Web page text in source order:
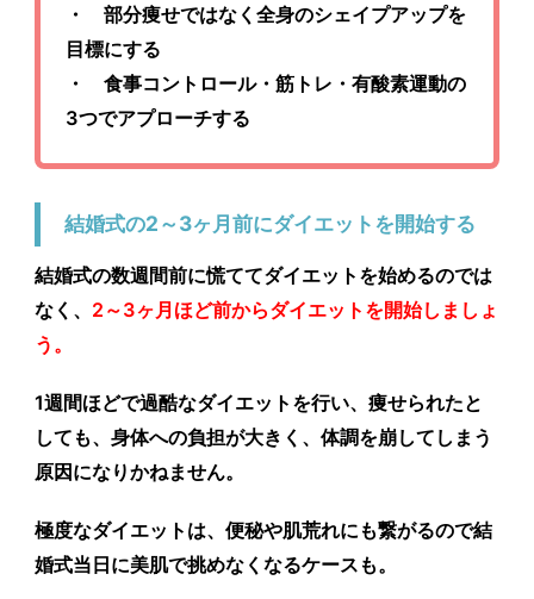
・ 部分痩せではなく全身のシェイプアップを
目標にする
・ 食事コントロール・筋トレ・有酸素運動の
3つでアプローチする
結婚式の2～3ヶ月前にダイエットを開始する
結婚式の数週間前に慌ててダイエットを始めるのでは
なく、 2～3ヶ月ほど前からダイエットを開始しましょ
う。
1週間ほどで過酷なダイエットを行い、痩せられたと
しても、身体への負担が大きく、体調を崩してしまう
原因になりかねません。
極度なダイエットは、便秘や肌荒れにも繋がるので結
婚式当日に美肌で挑めなくなるケースも。